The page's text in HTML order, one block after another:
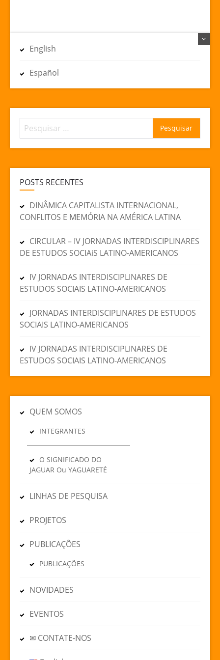
English
Español
Pesquisar
por:
POSTS RECENTES
DINÂMICA CAPITALISTA INTERNACIONAL,
CONFLITOS E MEMÓRIA NA AMÉRICA LATINA
CIRCULAR – IV JORNADAS INTERDISCIPLINARES
DE ESTUDOS SOCIAiS LATINO-AMERICANOS
IV JORNADAS INTERDISCIPLINARES DE
ESTUDOS SOCIAIS LATINO-AMERICANOS
JORNADAS INTERDISCIPLINARES DE ESTUDOS
SOCIAIS LATINO-AMERICANOS
IV JORNADAS INTERDISCIPLINARES DE
ESTUDOS SOCIAIS LATINO-AMERICANOS
QUEM SOMOS
INTEGRANTES
O SIGNIFICADO DO
JAGUAR Ou YAGUARETÉ
LINHAS DE PESQUISA
PROJETOS
PUBLICAÇÕES
PUBLICAÇÕES
NOVIDADES
EVENTOS
✉ CONTATE-NOS